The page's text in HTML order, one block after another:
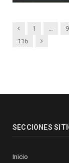
Previous
1 …
116
Next
SECCIONES
Inicio